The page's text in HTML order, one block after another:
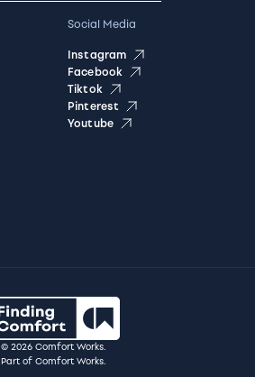
Social Media
Instagram
Facebook
Tiktok
Pinterest
Youtube
© 2026 Comfort Works.
Part of Comfort Works.